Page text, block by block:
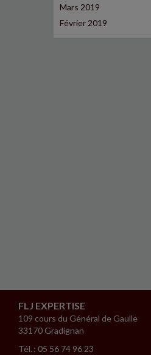
Mars 2019
Février 2019
FLJ EXPERTISE
109 cours du Général de Gaulle
33170 Gradignan
Tél. : 05 56 74 96 23